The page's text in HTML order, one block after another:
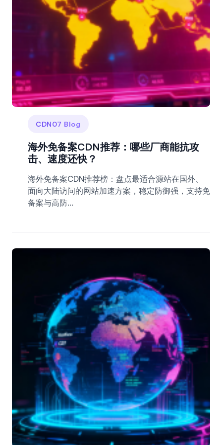
CDN07 Blog
海外免备案CDN推荐：哪些厂商能抗攻
击、速度还快？
海外免备案CDN推荐榜：盘点最适合源站在国外、
面向大陆访问的网站加速方案，稳定防御强，支持免
备案与高防...